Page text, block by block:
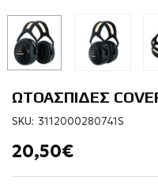
ΩΤΟΑΣΠΙΔΕΣ
SKU: 3112000280741S
20,50€